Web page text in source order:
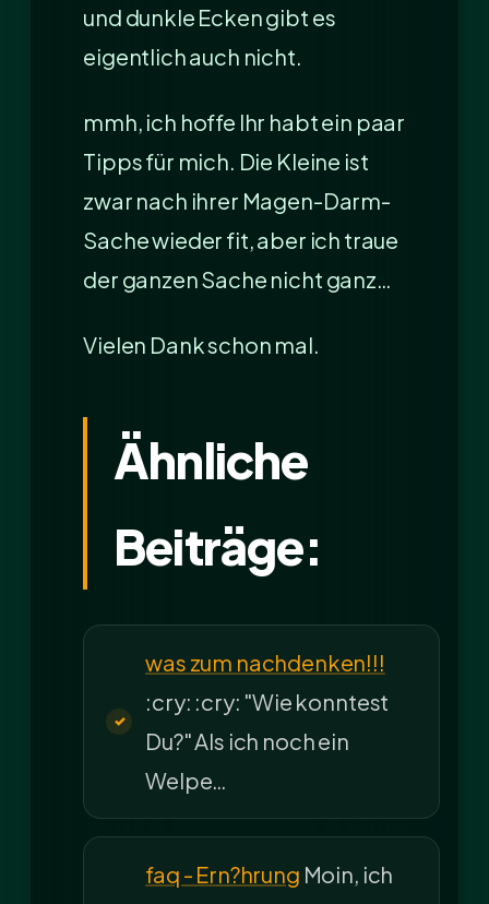
und dunkle Ecken gibt es
eigentlich auch nicht.
mmh, ich hoffe Ihr habt ein paar
Tipps für mich. Die Kleine ist
zwar nach ihrer Magen-Darm-
Sache wieder fit, aber ich traue
der ganzen Sache nicht ganz…
Vielen Dank schon mal.
Ähnliche
Beiträge:
was zum nachdenken!!!
:cry: :cry: "Wie konntest
Du?" Als ich noch ein
Welpe…
faq - Ern?hrung Moin, ich